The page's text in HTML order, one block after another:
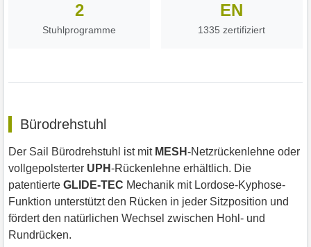
2
Stuhlprogramme
EN
1335 zertifiziert
Bürodrehstuhl
Der Sail Bürodrehstuhl ist mit MESH-Netzrückenlehne oder
vollgepolsterter UPH-Rückenlehne erhältlich. Die
patentierteGLIDE-TEC Mechanik mit Lordose-Kyphose-
Funktion unterstützt den Rücken in jeder Sitzposition und
fördert den natürlichen Wechsel zwischen Hohl- und
Rundrücken.